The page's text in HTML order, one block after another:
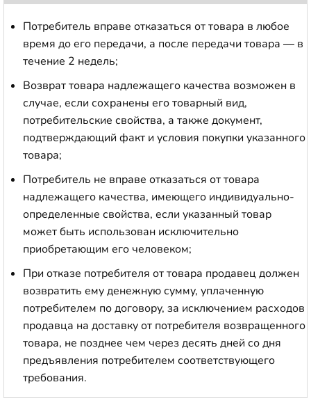
Потребитель вправе отказаться от товара в любое
время до его передачи, а после передачи товара — в
течение 2 недель;
Возврат товара надлежащего качества возможен в
случае, если сохранены его товарный вид,
потребительские свойства, а также документ,
подтверждающий факт и условия покупки указанного
товара;
Потребитель не вправе отказаться от товара
надлежащего качества, имеющего индивидуально-
определенные свойства, если указанный товар
может быть использован исключительно
приобретающим его человеком;
При отказе потребителя от товара продавец должен
возвратить ему денежную сумму, уплаченную
потребителем по договору, за исключением расходов
продавца на доставку от потребителя возвращенного
товара, не позднее чем через десять дней со дня
предъявления потребителем соответствующего
требования.